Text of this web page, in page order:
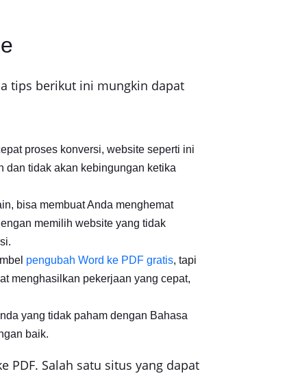
tips berikut ini mungkin dapat
proses konversi, website seperti ini
dan tidak akan kebingungan ketika
bisa membuat Anda menghemat
memilih website yang tidak
pengubah Word ke PDF gratis, tapi
menghasilkan pekerjaan yang cepat,
yang tidak paham dengan Bahasa
baik.
Salah satu situs yang dapat